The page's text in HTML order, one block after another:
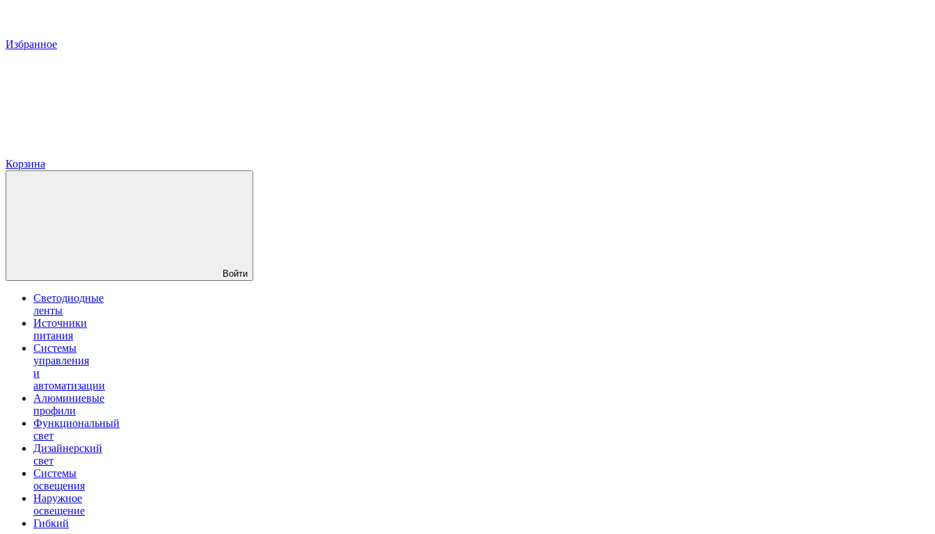
Избранное
Корзина
Войти
Светодиодные
ленты
Источники
питания
Системы
управления
и
автоматизации
Алюминиевые
профили
Функциональный
свет
Дизайнерский
свет
Системы
освещения
Наружное
освещение
Гибкий